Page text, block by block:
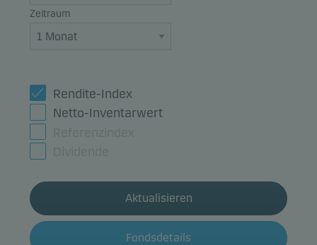
Zeitraum
Rendite-Index
Netto-Inventarwert
Aktualisieren
Fondsdetails